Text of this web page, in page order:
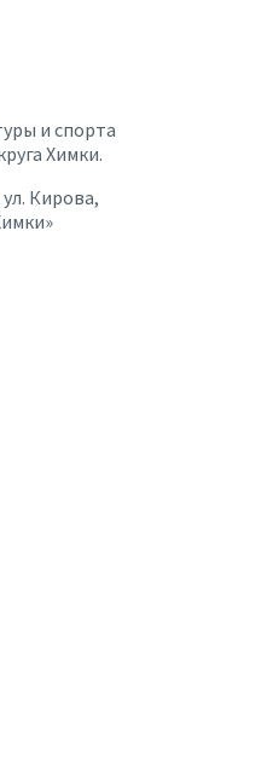
и спорта
Химки.
Кирова,